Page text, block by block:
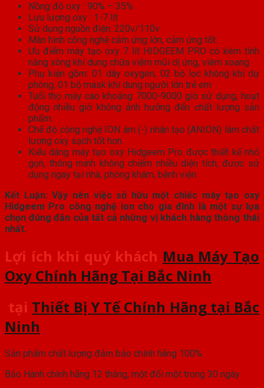
Nồng độ oxy : 90% – 35%
Lưu lượng oxy : 1-7 lít
Sử dụng nguồn điện: 220v/110v
Màn hình công nghệ cảm ứng lớn, cảm ứng tốt.
Ưu điểm máy tạo oxy 7 lít HIDGEEM PRO có kèm tính
năng xông khí dung chữa viêm mũi dị ứng, viêm xoang
Phụ kiện gồm: 01 dây oxygen, 02 bộ lọc không khí dự
phòng, 01 bộ mask khí dung người lớn trẻ em
Tuổi thọ máy cao khoảng 7000-9000 giờ sử dụng, hoạt
động nhiều giờ không ảnh hưởng đến chất lượng sản
phẩm.
Chế độ công nghệ ION âm (-) nhân tạo (ANION) làm chất
lượng oxy sạch tốt hơn.
Kiểu dáng máy tạo oxy Hidgeem Pro được thiết kế nhỏ
gọn, thông minh không chiếm nhiều diện tích, được sử
dụng ngay tại nhà, phòng khám, bệnh viện.
Kết Luận: Vậy nên việc sở hữu một chiếc máy tạo oxy
Hidgeem Pro công nghệ ion cho gia đình là một sự lựa
chọn đúng đắn của tất cả những vị khách hàng thông thái
nhất.
Lợi ích khi quý khách Mua Máy Tạo
Oxy Chính Hãng Tại Bắc Ninh
tại Thiết Bị Y Tế Chính Hãng tại Bắc
Ninh
Sản phẩm chất lượng đảm bảo chính hãng 100%
Bảo Hành chính hãng 12 tháng, một đổi một trong 30 ngày